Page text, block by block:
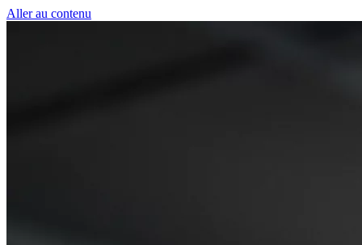
Aller au contenu
Panneau de gestion des cookies